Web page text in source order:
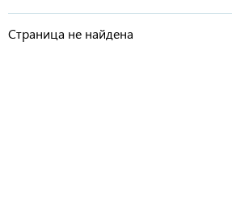
Страница не найдена